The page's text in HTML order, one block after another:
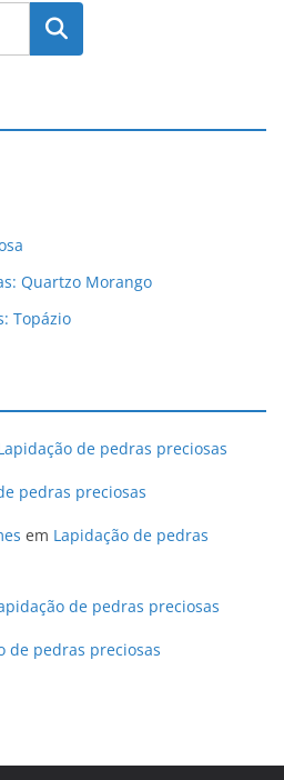
Pesquisar
Quartzo Morango
Topázio
de pedras preciosas
pedras preciosas
em Lapidação de pedras
de pedras preciosas
de pedras preciosas